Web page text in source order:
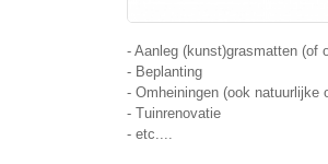
- Aanleg (kunst)grasmatten (of
- Beplanting
- Omheiningen (ook natuurlijke
- Tuinrenovatie
- etc....